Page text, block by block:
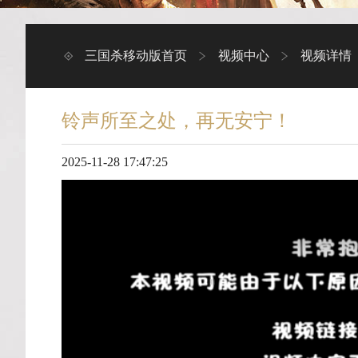
三国杀移动版首页 视频中心 视频详情
铃声所至之处，再无安宁！
2025-11-28 17:47:25